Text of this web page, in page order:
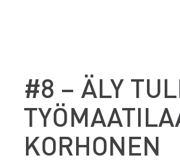
#8 – ÄLY
KORHONEN